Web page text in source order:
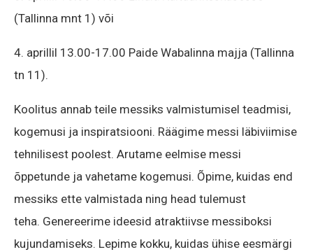
(Tallinna mnt 1) või
4. aprillil 13.00-17.00 Paide Wabalinna majja (Tallinna
tn 11).
Koolitus annab teile messiks valmistumisel teadmisi,
kogemusi ja inspiratsiooni. Räägime messi läbiviimise
tehnilisest poolest. Arutame eelmise messi
õppetunde ja vahetame kogemusi. Õpime, kuidas end
messiks ette valmistada ning head tulemust
teha. Genereerime ideesid atraktiivse messiboksi
kujundamiseks. Lepime kokku, kuidas ühise eesmärgi